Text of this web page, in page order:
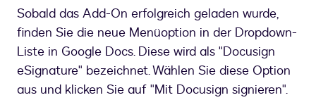
DocuSign
App
Integration
Sobald das Add-On erfolgreich geladen wurde,
finden Sie die neue Menüoption in der Dropdown-
Liste in Google Docs. Diese wird als "Docusign
eSignature" bezeichnet. Wählen Sie diese Option
aus und klicken Sie auf "Mit Docusign signieren".